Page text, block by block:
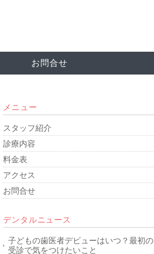
お問合せ
メニュー
スタッフ紹介
診療内容
料金表
アクセス
お問合せ
デンタルニュース
子どもの歯医者デビューはいつ？最初の
受診で気をつけたいこと